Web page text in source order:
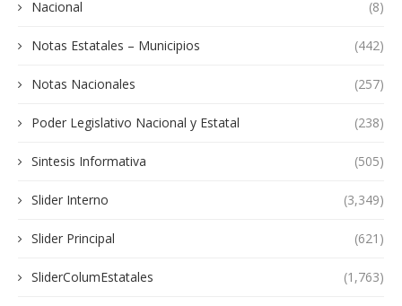
Nacional (8)
Notas Estatales – Municipios (442)
Notas Nacionales (257)
Poder Legislativo Nacional y Estatal (238)
Sintesis Informativa (505)
Slider Interno (3,349)
Slider Principal (621)
SliderColumEstatales (1,763)